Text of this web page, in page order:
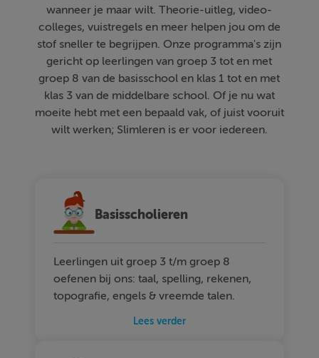
wanneer je maar wilt. Theorie-uitleg, video-
colleges, vuistregels en meer helpen jou om de
stof sneller te begrijpen. Onze programma's zijn
gericht op leerlingen van groep 3 tot en met
groep 8 van de basisschool en klas 1 tot en met
klas 3 van de middelbare school. Of je nu wat
moeite hebt met een bepaald vak, of juist vooruit
wilt werken; Slimleren is er voor iedereen.
Basisscholieren
Leerlingen uit groep 3 t/m groep 8
oefenen bij ons: taal, spelling, rekenen,
topografie, engels & vreemde talen.
Lees verder